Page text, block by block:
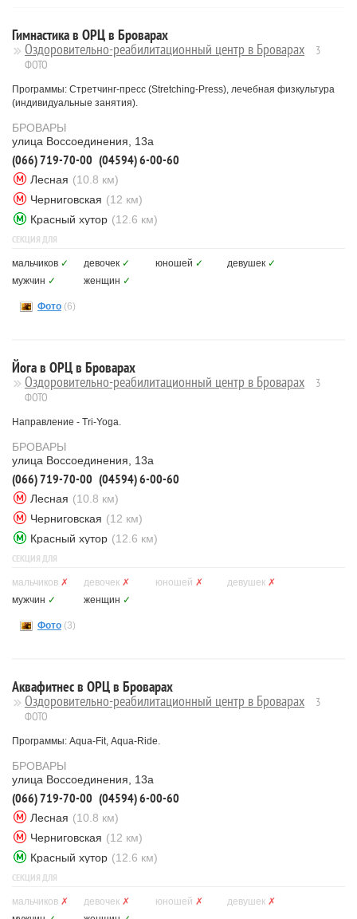
Гимнастика в ОРЦ в Броварах
Оздоровительно-реабилитационный центр в Броварах
3
ФОТО
Программы: Стретчинг-пресс (Stretching-Press), лечебная физкультура
(индивидуальные занятия).
БРОВАРЫ
улица Воссоединения, 13а
(066) 719-70-00 (04594) 6-00-60
Лесная (10.8 км)
Черниговская (12 км)
Красный хутор (12.6 км)
СЕКЦИЯ ДЛЯ
мальчиков ✓ девочек ✓ юношей ✓ девушек ✓
мужчин ✓ женщин ✓
Фото (6)
Йога в ОРЦ в Броварах
Оздоровительно-реабилитационный центр в Броварах
3
ФОТО
Направление - Tri-Yoga.
БРОВАРЫ
улица Воссоединения, 13а
(066) 719-70-00 (04594) 6-00-60
Лесная (10.8 км)
Черниговская (12 км)
Красный хутор (12.6 км)
СЕКЦИЯ ДЛЯ
мальчиков ✗ девочек ✗ юношей ✗ девушек ✗
мужчин ✓ женщин ✓
Фото (3)
Аквафитнес в ОРЦ в Броварах
Оздоровительно-реабилитационный центр в Броварах
3
ФОТО
Программы: Aqua-Fit, Aqua-Ride.
БРОВАРЫ
улица Воссоединения, 13а
(066) 719-70-00 (04594) 6-00-60
Лесная (10.8 км)
Черниговская (12 км)
Красный хутор (12.6 км)
СЕКЦИЯ ДЛЯ
мальчиков ✗ девочек ✗ юношей ✗ девушек ✗